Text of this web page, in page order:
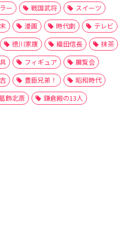
ー 戦国武将
スイーツ
漫画 時代劇
テレビ
徳川家康 織田信長
抹茶
フィギュア
展覧会
豊臣兄弟！
昭和時代
飾北斎 鎌倉殿の13人